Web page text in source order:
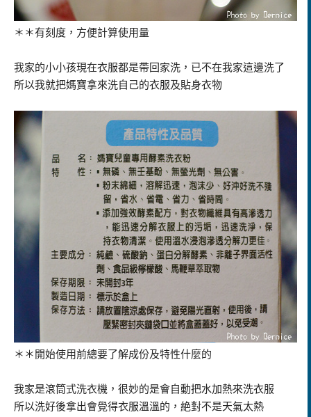
＊＊有刻度，方便計算使用量
我家的小小孩現在衣服都是帶回家洗，已不在我家這邊洗了
所以我就把媽寶拿來洗自己的衣服及貼身衣物
＊＊開始使用前總要了解成份及特性什麼的
我家是滾筒式洗衣機，很妙的是會自動把水加熱來洗衣服
所以洗好後拿出會覺得衣服溫溫的，絶對不是天氣太熱